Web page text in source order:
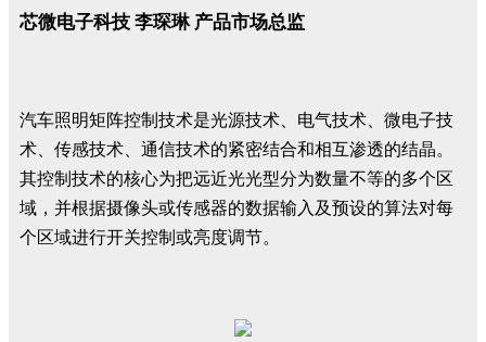
芯微电子科技 李琛琳 产品市场总监
汽车照明矩阵控制技术是光源技术、电气技术、微电子技
术、传感技术、通信技术的紧密结合和相互渗透的结晶。
其控制技术的核心为把远近光光型分为数量不等的多个区
域，并根据摄像头或传感器的数据输入及预设的算法对每
个区域进行开关控制或亮度调节。